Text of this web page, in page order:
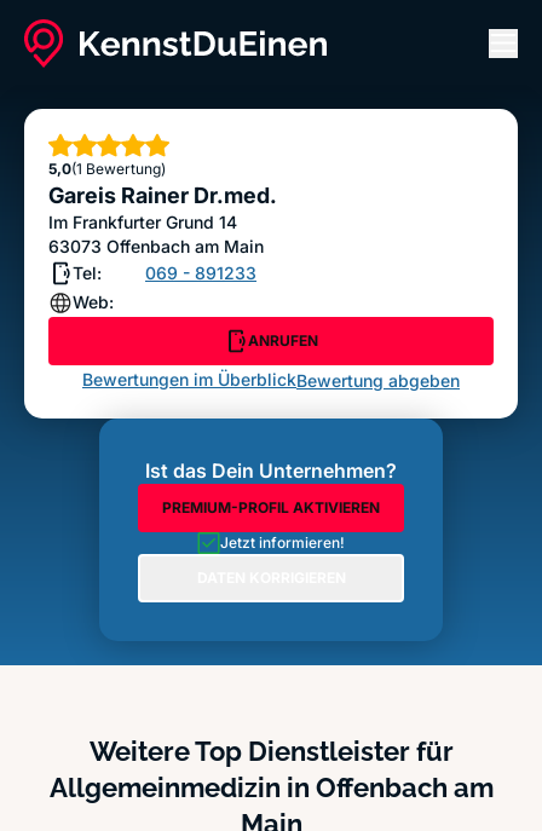
Gareis Rainer Dr.med.
5,0
Sterne
(1 Bewertung)
Gareis Rainer Dr.med.
Im Frankfurter Grund 14
63073 Offenbach am Main
Tel:
069 - 891233
Web:
ANRUFEN
Bewertungen im ÜberblickBewertung abgeben
Ist das Dein Unternehmen?
PREMIUM-PROFIL AKTIVIEREN
Jetzt informieren!
Weitere Top Dienstleister für
Allgemeinmedizin in Offenbach am
Main